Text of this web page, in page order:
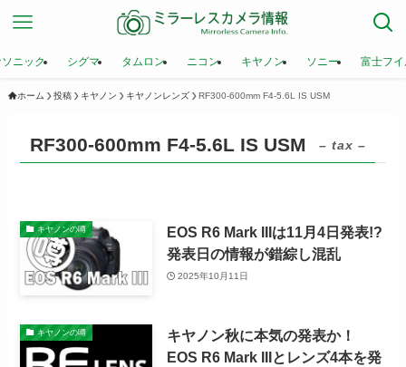
ニック シグマ タムロン ニコン キヤノン ソニー 富士フ
ホーム 投稿 キヤノン キヤノンレンズ RF300-600mm F4-5.6L IS USM
RF300-600mm F4-5.6L IS USM – tax –
キヤノンの噂
EOS R6 Mark IIIは11月4日発表!?
発表日の情報が錯綜し混乱
2025年10月11日
キヤノンの噂
キヤノン秋に本気の発表か！
EOS R6 Mark IIIとレンズ4本を発